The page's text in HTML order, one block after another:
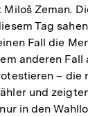
Zeman.
Tag
Fall die
anderen
– die
und
in den